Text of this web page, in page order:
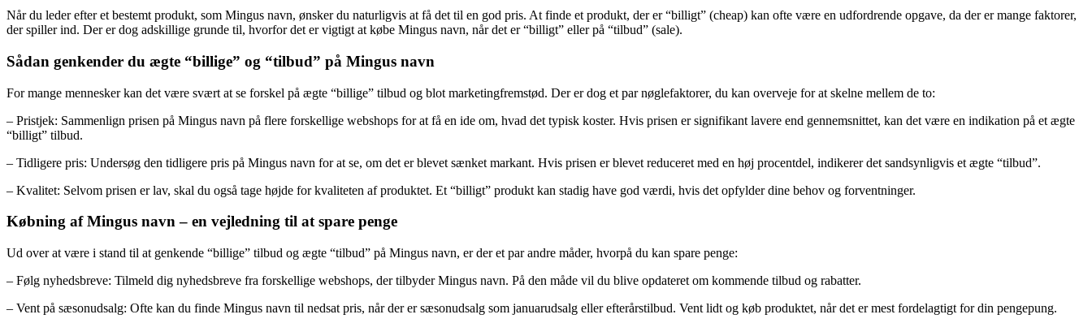
Når du leder efter et bestemt produkt, som Mingus navn, ønsker du naturligvis at få det til en god pris. At finde et produkt, der er “billigt” (cheap) kan ofte være en udfordrende opgave, da der er mange faktorer,
der spiller ind. Der er dog adskillige grunde til, hvorfor det er vigtigt at købe Mingus navn, når det er “billigt” eller på “tilbud” (sale).
Sådan genkender du ægte “billige” og “tilbud” på Mingus navn
For mange mennesker kan det være svært at se forskel på ægte “billige” tilbud og blot marketingfremstød. Der er dog et par nøglefaktorer, du kan overveje for at skelne mellem de to:
– Pristjek: Sammenlign prisen på Mingus navn på flere forskellige webshops for at få en ide om, hvad det typisk koster. Hvis prisen er signifikant lavere end gennemsnittet, kan det være en indikation på et ægte
“billigt” tilbud.
– Tidligere pris: Undersøg den tidligere pris på Mingus navn for at se, om det er blevet sænket markant. Hvis prisen er blevet reduceret med en høj procentdel, indikerer det sandsynligvis et ægte “tilbud”.
– Kvalitet: Selvom prisen er lav, skal du også tage højde for kvaliteten af produktet. Et “billigt” produkt kan stadig have god værdi, hvis det opfylder dine behov og forventninger.
Købning af Mingus navn – en vejledning til at spare penge
Ud over at være i stand til at genkende “billige” tilbud og ægte “tilbud” på Mingus navn, er der et par andre måder, hvorpå du kan spare penge:
– Følg nyhedsbreve: Tilmeld dig nyhedsbreve fra forskellige webshops, der tilbyder Mingus navn. På den måde vil du blive opdateret om kommende tilbud og rabatter.
– Vent på sæsonudsalg: Ofte kan du finde Mingus navn til nedsat pris, når der er sæsonudsalg som januarudsalg eller efterårstilbud. Vent lidt og køb produktet, når det er mest fordelagtigt for din pengepung.